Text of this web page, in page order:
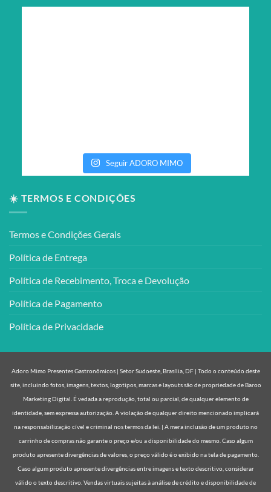
Seguir ADORO MIMO
☀️ TERMOS E CONDIÇÕES
Termos e Condições Gerais
Política de Entrega
Política de Recebimento, Troca e Devolução
Política de Pagamento
Política de Privacidade
Adoro Mimo Presentes Gastronômicos | Setor Sudoeste, Brasília, DF | Todo o conteúdo deste
site, incluindo fotos, imagens, textos, logotipos, marcas e layouts são de propriedade de Baroo
Marketing Digital. É vedada a reprodução, total ou parcial, de qualquer elemento de
identidade, sem expressa autorização. A violação de qualquer direito mencionado implicará
na responsabilização cível e criminal nos termos da lei. | A mera inclusão de um produto no
carrinho de compras não garante o preço e/ou a disponibilidade do mesmo. Caso algum
produto apresente divergências de valores, o preço válido é o exibido na tela de pagamento.
Caso algum produto apresente divergências entre imagens e texto descritivo, considerar
válido o texto descritivo. Vendas virtuais sujeitas à análise de crédito e disponibilidade de